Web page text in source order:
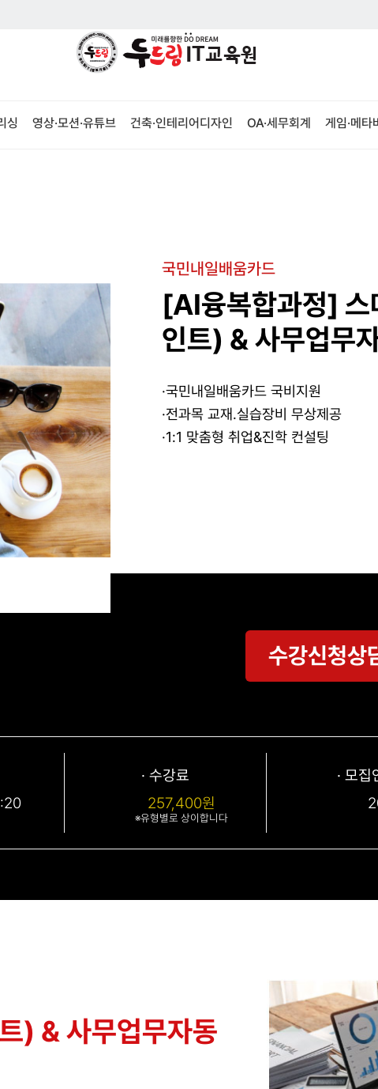
싱 영상·모션·유튜브 건축·인테리어디자인 OA·세무회계 게임·메타
국민내일배움카드
[AI융복합과정] 스
인트) & 사무업무
·국민내일배움카드 국비지원
·전과목 교재.실습장비 무상제공
·1:1 맞춤형 취업&진학 컨설팅
수강신청상
· 수강료
257,400원
※유형별로 상이합니다
· 모집
) & 사무업무자동